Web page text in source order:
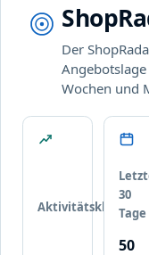
Der
Wochen und
Aktivitätsklasse
30
Tage
50